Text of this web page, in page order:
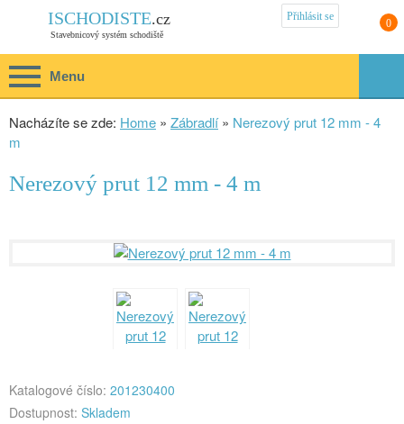
ISCHODISTE Přihlásit se
0
Menu
Nacházíte se zde: Home » Zábradlí» Nerezový prut 12 mm - 4
m
Nerezový prut 12 mm - 4 m
Katalogové číslo: 201230400
Dostupnost: Skladem